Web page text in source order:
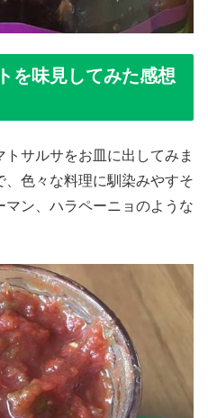
を味見してみた感想
サルサをお皿に出してみま
、色々な料理に馴染みやすそ
マン、ハラペーニョのような